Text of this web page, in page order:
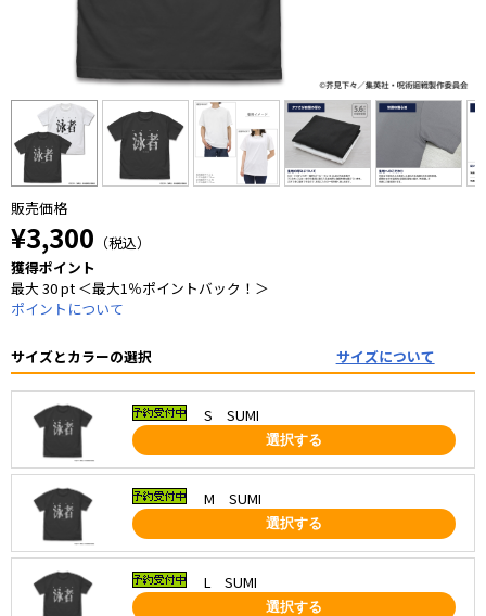
販売価格
¥3,300 （税込）
獲得ポイント
最大 30 pt ＜最大1％ポイントバック！＞
ポイントについて
サイズとカラーの選択 サイズについて
S SUMI
選択する
M SUMI
選択する
L SUMI
選択する